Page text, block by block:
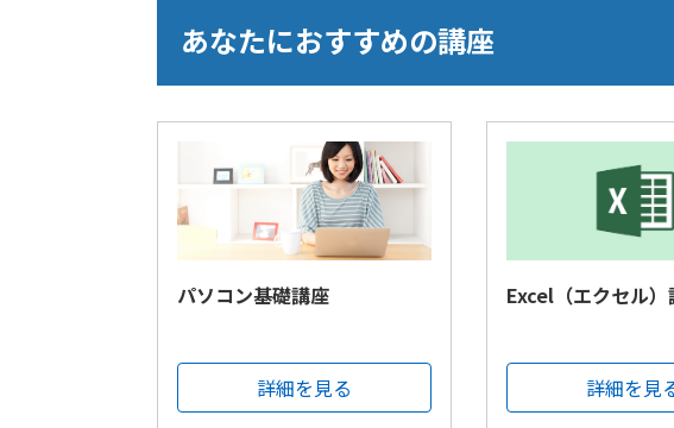
あなたにおすすめの講座
パソコン基礎講座
詳細を見る
Excel（エクセル）
詳細を見